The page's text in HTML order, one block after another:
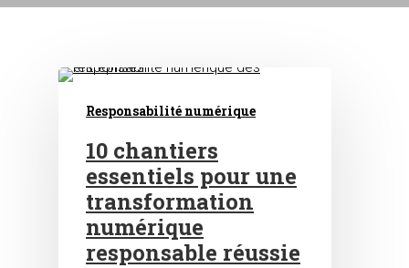
Responsabilité numérique
10 chantiers
essentiels pour une
transformation
numérique
responsable réussie